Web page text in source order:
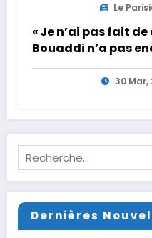
Le
« Je n’ai pas fait de
Bouaddi n’a pas
la France et le
30 Mar,
Dernières